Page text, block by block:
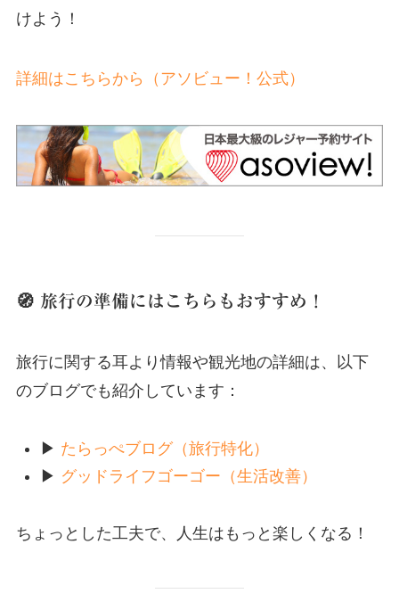
けよう！
詳細はこちらから（アソビュー！公式）
🧭 旅行の準備にはこちらもおすすめ！
旅行に関する耳より情報や観光地の詳細は、以下
のブログでも紹介しています：
▶ たらっぺブログ（旅行特化）
▶ グッドライフゴーゴー（生活改善）
ちょっとした工夫で、人生はもっと楽しくなる！